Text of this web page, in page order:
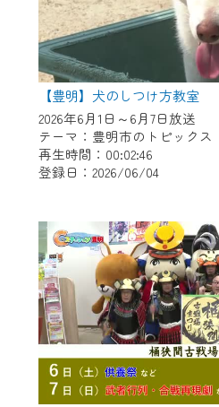
【豊明】犬のしつけ方教室
2026年6月1日～6月7日放送
テーマ：豊明市のトピックス
再生時間：00:02:46
登録日：2026/06/04